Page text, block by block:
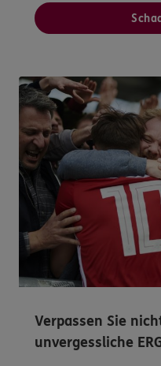
Verpassen Sie
unvergessliche